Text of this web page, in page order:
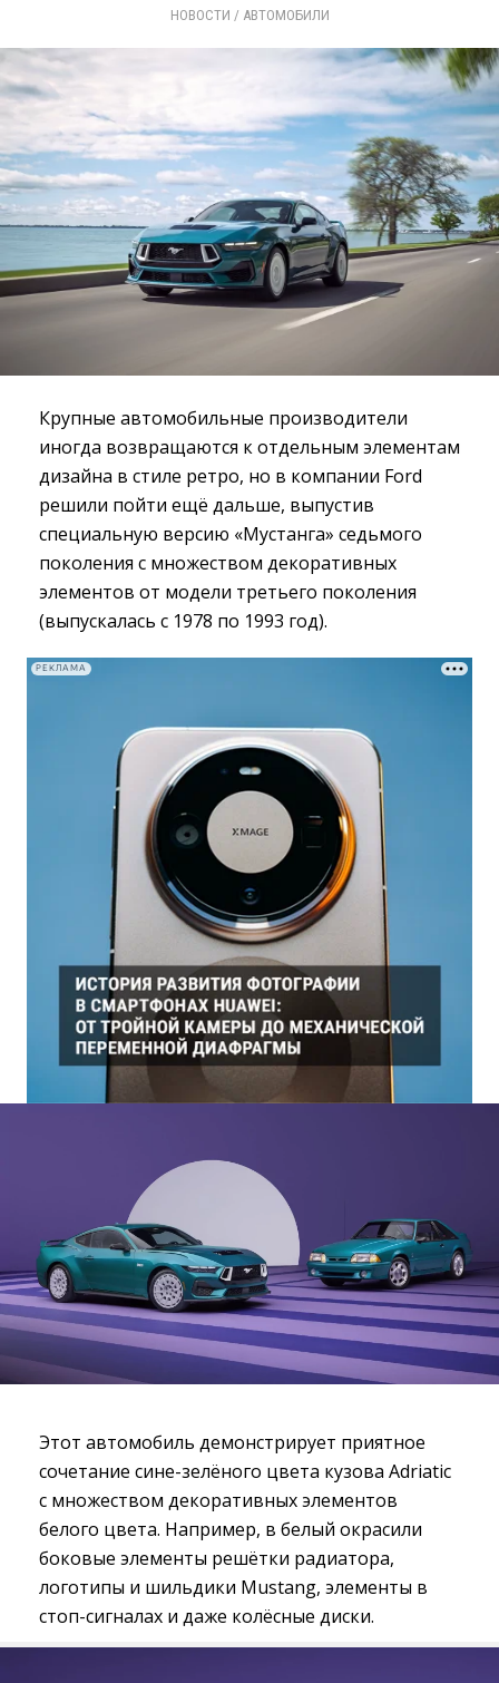
НОВОСТИ / АВТОМОБИЛИ
Крупные автомобильные производители
иногда возвращаются к отдельным элементам
дизайна в стиле ретро, но в компании Ford
решили пойти ещё дальше, выпустив
специальную версию «Мустанга» седьмого
поколения с множеством декоративных
элементов от модели третьего поколения
(выпускалась с 1978 по 1993 год).
РЕКЛАМА
Этот автомобиль демонстрирует приятное
сочетание сине-зелёного цвета кузова Adriatic
с множеством декоративных элементов
белого цвета. Например, в белый окрасили
боковые элементы решётки радиатора,
логотипы и шильдики Mustang, элементы в
стоп-сигналах и даже колёсные диски.